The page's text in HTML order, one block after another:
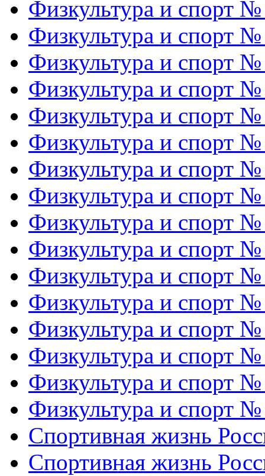
Физкультура и спорт
Физкультура и спорт
Физкультура и спорт
Физкультура и спорт
Физкультура и спорт
Физкультура и спорт
Физкультура и спорт
Физкультура и спорт
Физкультура и спорт
Физкультура и спорт
Физкультура и спорт
Физкультура и спорт
Физкультура и спорт
Физкультура и спорт
Физкультура и спорт
Физкультура и спорт
Спортивная жизнь
Спортивная жизнь